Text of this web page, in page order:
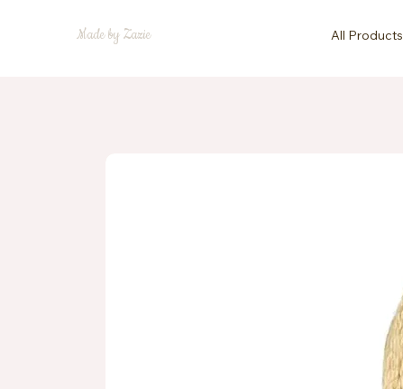
Made by Zazie All Products